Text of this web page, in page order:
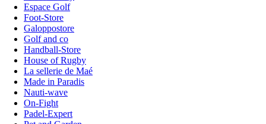
Espace Golf
Foot-Store
Galoppostore
Golf and co
Handball-Store
House of Rugby
La sellerie de Maé
Made in Paradis
Nauti-wave
On-Fight
Padel-Expert